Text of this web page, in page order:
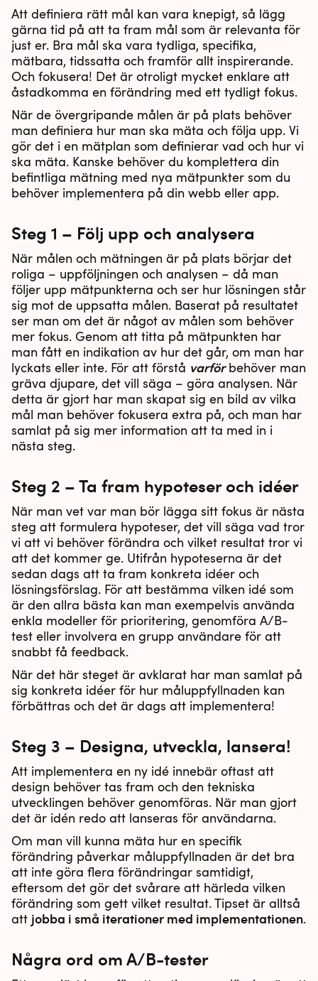
Att definiera rätt mål kan vara knepigt, så lägg
gärna tid på att ta fram mål som är relevanta för
just er. Bra mål ska vara tydliga, specifika,
mätbara, tidssatta och framför allt inspirerande.
Och fokusera! Det är otroligt mycket enklare att
åstadkomma en förändring med ett tydligt fokus.
När de övergripande målen är på plats behöver
man definiera hur man ska mäta och följa upp. Vi
gör det i en mätplan som definierar vad och hur vi
ska mäta. Kanske behöver du komplettera din
befintliga mätning med nya mätpunkter som du
behöver implementera på din webb eller app.
Steg 1 – Följ upp och analysera
När målen och mätningen är på plats börjar det
roliga – uppföljningen och analysen – då man
följer upp mätpunkterna och ser hur lösningen står
sig mot de uppsatta målen. Baserat på resultatet
ser man om det är något av målen som behöver
mer fokus. Genom att titta på mätpunkten har
man fått en indikation av hur det går, om man har
lyckats eller inte. För att förstå varförbehöver man
gräva djupare, det vill säga – göra analysen. När
detta är gjort har man skapat sig en bild av vilka
mål man behöver fokusera extra på, och man har
samlat på sig mer information att ta med in i
nästa steg.
Steg 2 – Ta fram hypoteser och idéer
När man vet var man bör lägga sitt fokus är nästa
steg att formulera hypoteser, det vill säga vad tror
vi att vi behöver förändra och vilket resultat tror vi
att det kommer ge. Utifrån hypoteserna är det
sedan dags att ta fram konkreta idéer och
lösningsförslag. För att bestämma vilken idé som
är den allra bästa kan man exempelvis använda
enkla modeller för prioritering, genomföra A/B-
test eller involvera en grupp användare för att
snabbt få feedback.
När det här steget är avklarat har man samlat på
sig konkreta idéer för hur måluppfyllnaden kan
förbättras och det är dags att implementera!
Steg 3 – Designa, utveckla, lansera!
Att implementera en ny idé innebär oftast att
design behöver tas fram och den tekniska
utvecklingen behöver genomföras. När man gjort
det är idén redo att lanseras för användarna.
Om man vill kunna mäta hur en specifik
förändring påverkar måluppfyllnaden är det bra
att inte göra flera förändringar samtidigt,
eftersom det gör det svårare att härleda vilken
förändring som gett vilket resultat. Tipset är alltså
att jobba i små iterationer med implementationen.
Några ord om A/B-tester